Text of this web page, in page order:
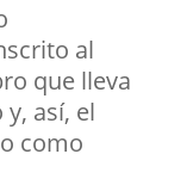
al
que lleva
así, el
como